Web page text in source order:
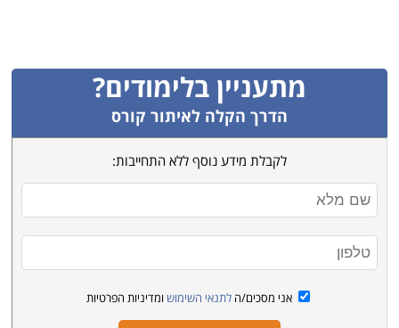
קיימים מספר קריטריונים לקבלת גמול ההשתלמות הקשורים
למספר שעות הלימודים ולסוג התואר שיש לעובד. בנוסף,
לא כל קורס אוטומטית יזכה את המשתתף בגמול, ויש לוודא
שהקורס אותו בחר המועמד עומד בקריטריונים, על מנת
למנוע את עוגמת הנפש הכרוכה בסירוב הועדה לאשר את
שעות הלימודים אחרי שאלה כבר הושלמו. בין הקריטריונים
והכללים ניתן למצוא התייחסויות שונות ללימודי מכינה,
סדנאות, לימודים בחוץ לארץ ולימודים במוסדות שאינם
מתעניין בלימודים?
הדרך הקלה לאיתור קורס
לקבלת מידע נוסף ללא התחייבות:
אני מסכים/ה לתנאי השימוש ומדיניות הפרטיות